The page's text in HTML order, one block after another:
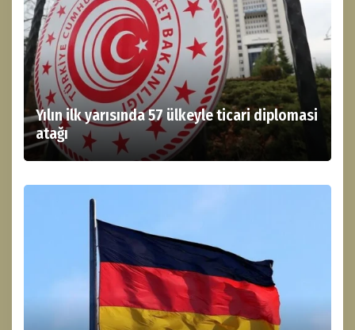
Yılın ilk yarısında 57 ülkeyle ticari diplomasi
atağı